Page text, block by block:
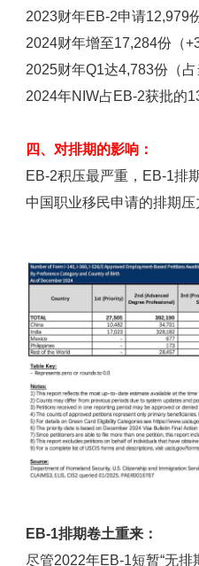
2023财年EB-2申请12,979
2024财年增至17,284份（
2025财年Q1达4,783份（
2024年NIW占EB-2获批的
四、对排期的影响：
EB-2积压最严重，EB-1排
中国职业移民申请的排期
EB-1排期卷土重来：
尽管2022年EB-1短暂“无